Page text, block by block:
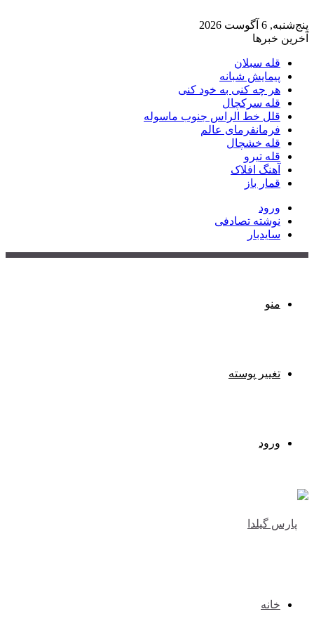
پنج‌شنبه, 6 آگوست 2026
آخرین خبرها
قله سبلان
پیمایش شبانه
هر چه کنی به خود کنی
قله سرکچال
قلل خط الراس جنوب ماسوله
فرمانفرمای عالم
قله خشچال
قله تیرو
آهنگ افلاک
قمار باز
ورود
نوشته تصادفی
سایدبار
منو
تغییر پوسته
ورود
خانه